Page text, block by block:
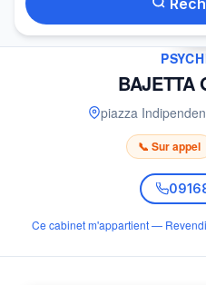
BAJETTA
piazza
📞 Sur appel
Ce cabinet m'appartient —